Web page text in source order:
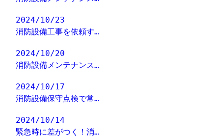
2024/10/23
消防設備工事を依頼す…
2024/10/20
消防設備メンテナンス…
2024/10/17
消防設備保守点検で常…
2024/10/14
緊急時に差がつく！消…